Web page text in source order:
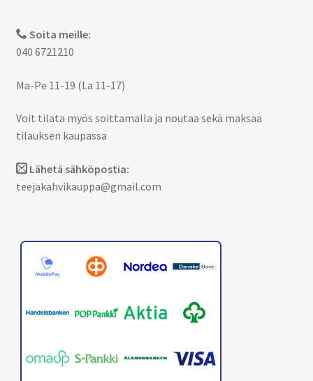
Soita meille:
040 6721210
Ma-Pe 11-19 (La 11-17)
Voit tilata myös soittamalla ja noutaa sekä maksaa
tilauksen kaupassa
Lähetä sähköpostia:
teejakahvikauppa@gmail.com